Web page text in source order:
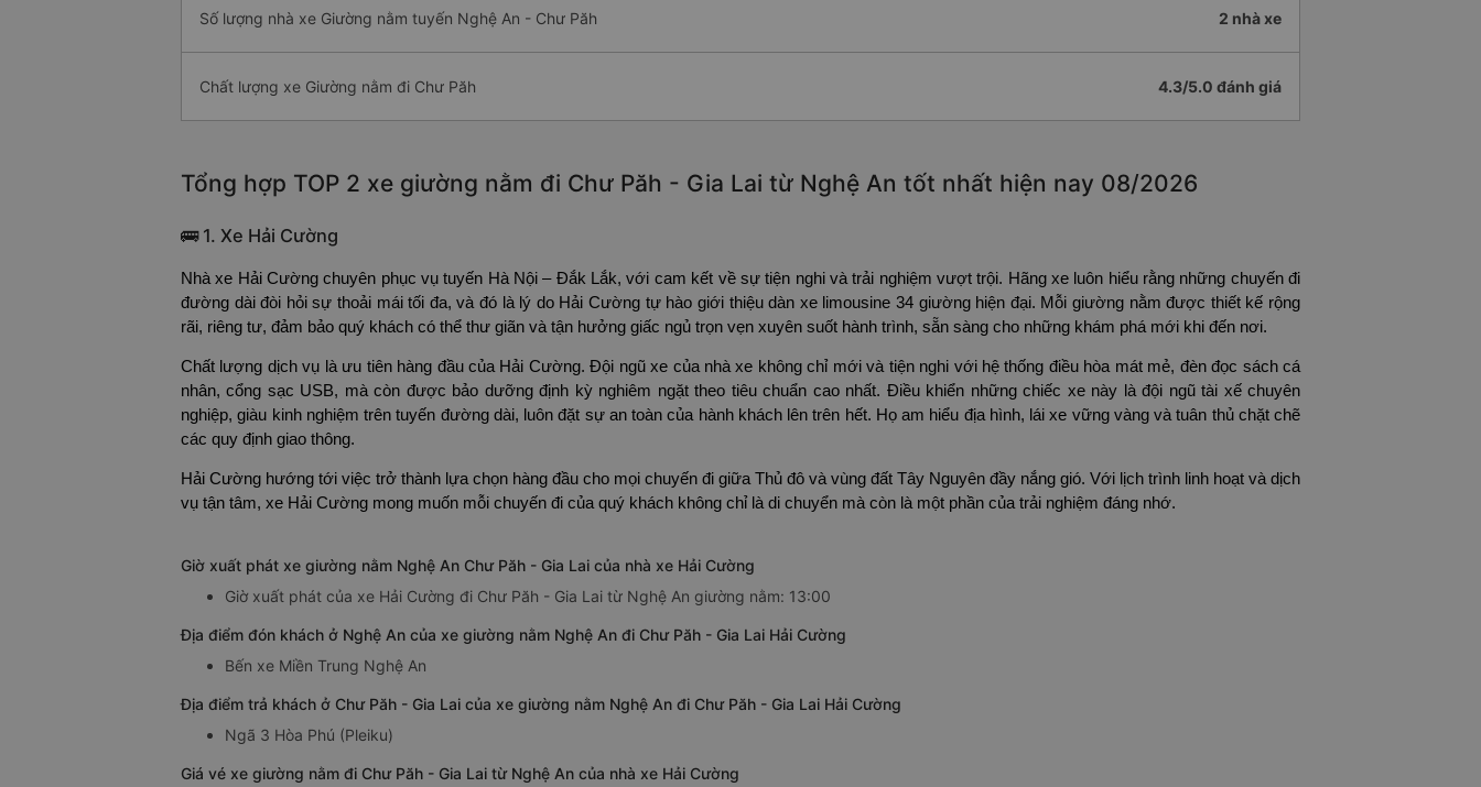
Số lượng nhà xe Giường nằm tuyến Nghệ An - Chư Păh 2 nhà xe
Chất lượng xe Giường nằm đi Chư Păh 4.3/5.0 đánh giá
Tổng hợp TOP 2 xe giường nằm đi Chư Păh - Gia Lai từ Nghệ An tốt nhất hiện nay 08/2026
🚌 1. Xe Hải Cường
Nhà xe Hải Cường chuyên phục vụ tuyến Hà Nội – Đắk Lắk, với cam kết về sự tiện nghi và trải nghiệm vượt trội. Hãng xe luôn hiểu rằng những chuyến đi
đường dài đòi hỏi sự thoải mái tối đa, và đó là lý do Hải Cường tự hào giới thiệu dàn xe limousine 34 giường hiện đại. Mỗi giường nằm được thiết kế rộng
rãi, riêng tư, đảm bảo quý khách có thể thư giãn và tận hưởng giấc ngủ trọn vẹn xuyên suốt hành trình, sẵn sàng cho những khám phá mới khi đến nơi.
Chất lượng dịch vụ là ưu tiên hàng đầu của Hải Cường. Đội ngũ xe của nhà xe không chỉ mới và tiện nghi với hệ thống điều hòa mát mẻ, đèn đọc sách cá
nhân, cổng sạc USB, mà còn được bảo dưỡng định kỳ nghiêm ngặt theo tiêu chuẩn cao nhất. Điều khiển những chiếc xe này là đội ngũ tài xế chuyên
nghiệp, giàu kinh nghiệm trên tuyến đường dài, luôn đặt sự an toàn của hành khách lên trên hết. Họ am hiểu địa hình, lái xe vững vàng và tuân thủ chặt chẽ
các quy định giao thông.
Hải Cường hướng tới việc trở thành lựa chọn hàng đầu cho mọi chuyến đi giữa Thủ đô và vùng đất Tây Nguyên đầy nắng gió. Với lịch trình linh hoạt và dịch
vụ tận tâm, xe Hải Cường mong muốn mỗi chuyến đi của quý khách không chỉ là di chuyển mà còn là một phần của trải nghiệm đáng nhớ.
Giờ xuất phát xe giường nằm Nghệ An Chư Păh - Gia Lai của nhà xe Hải Cường
Giờ xuất phát của xe Hải Cường đi Chư Păh - Gia Lai từ Nghệ An giường nằm: 13:00
Địa điểm đón khách ở Nghệ An của xe giường nằm Nghệ An đi Chư Păh - Gia Lai Hải Cường
Bến xe Miền Trung Nghệ An
Địa điểm trả khách ở Chư Păh - Gia Lai của xe giường nằm Nghệ An đi Chư Păh - Gia Lai Hải Cường
Ngã 3 Hòa Phú (Pleiku)
Giá vé xe giường nằm đi Chư Păh - Gia Lai từ Nghệ An của nhà xe Hải Cường